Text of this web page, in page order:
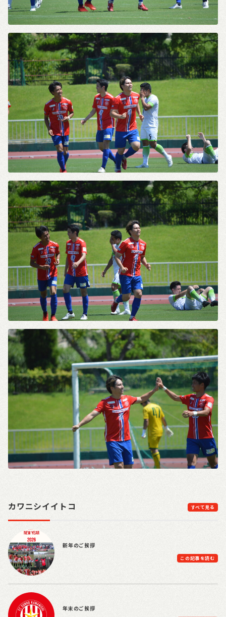
カワニシイイトコ すべて見る
新年のご挨拶
この記事を読む
年末のご挨拶